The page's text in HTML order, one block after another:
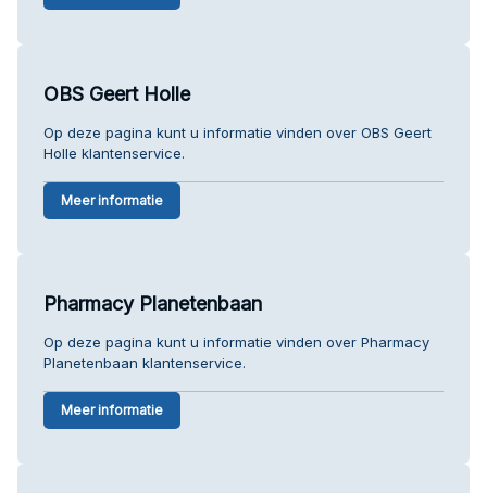
OBS Geert Holle
Op deze pagina kunt u informatie vinden over OBS Geert
Holle klantenservice.
Meer informatie
Pharmacy Planetenbaan
Op deze pagina kunt u informatie vinden over Pharmacy
Planetenbaan klantenservice.
Meer informatie